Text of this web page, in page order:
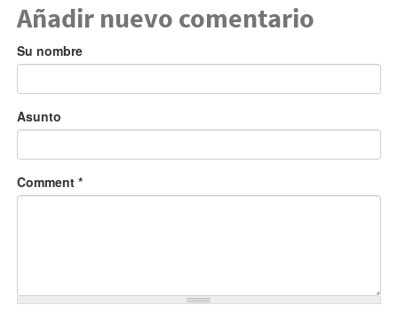
Añadir nuevo comentario
Su nombre
Asunto
Comment *